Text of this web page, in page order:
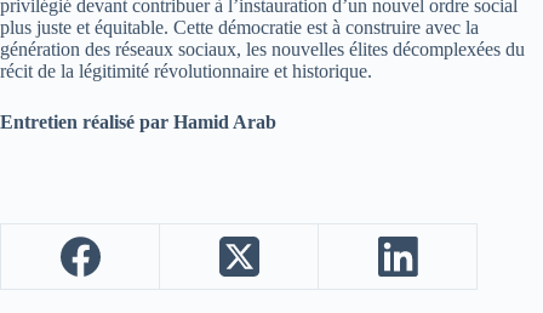
privilégié devant contribuer à l’instauration d’un nouvel ordre social
plus juste et équitable. Cette démocratie est à construire avec la
génération des réseaux sociaux, les nouvelles élites décomplexées du
récit de la légitimité révolutionnaire et historique.
Entretien réalisé par Hamid Arab